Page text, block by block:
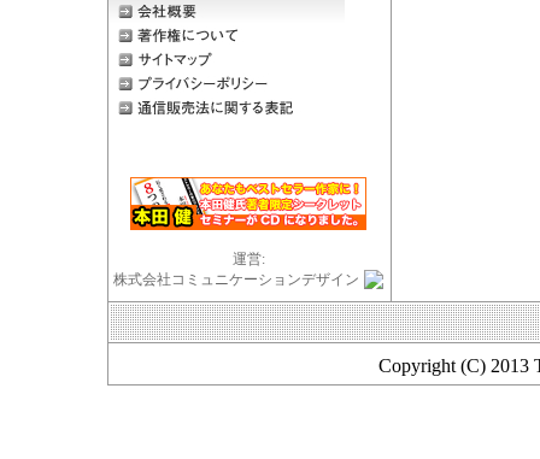
運営:
株式会社コミュニケーションデザイン
Copyright (C) 2013